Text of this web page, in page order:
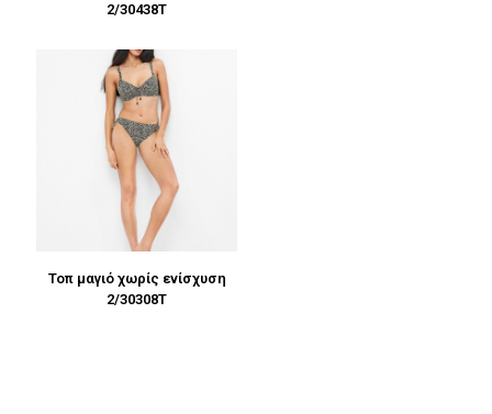
2/30438T
Τοπ μαγιό χωρίς ενίσχυση
2/30308T